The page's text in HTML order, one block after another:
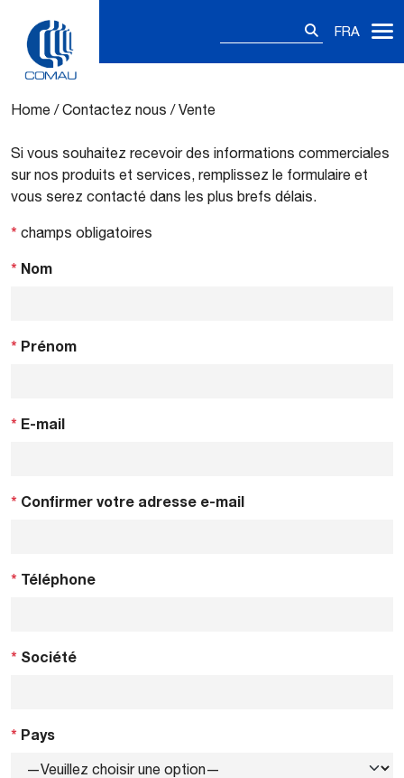
FRA
Vente
Home /Contactez nous /Vente
Si vous souhaitez recevoir des informations commerciales
sur nos produits et services, remplissez le formulaire et
vous serez contacté dans les plus brefs délais.
* champs obligatoires
* Nom
* Prénom
* E-mail
* Confirmer votre adresse e-mail
* Téléphone
* Société
* Pays